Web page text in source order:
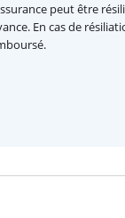
peut être
En cas de